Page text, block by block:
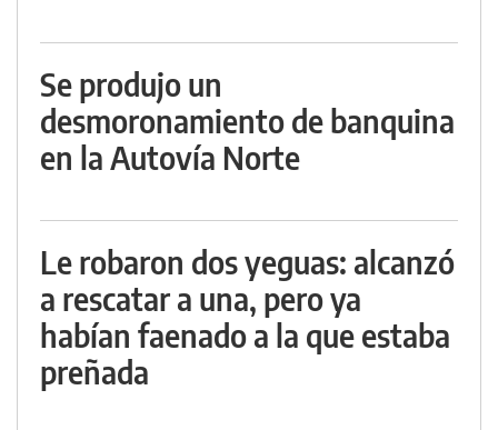
Se produjo un
desmoronamiento de banquina
en la Autovía Norte
Le robaron dos yeguas: alcanzó
a rescatar a una, pero ya
habían faenado a la que estaba
preñada